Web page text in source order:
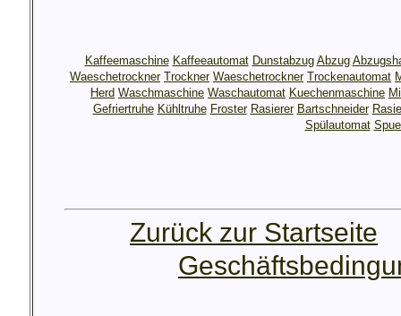
Kaffeemaschine Kaffeeautomat Dunstabzug Abzug
Waeschetrockner Trockner Waeschetrockner Trockenautomat
Herd Waschmaschine Waschautomat Kuechenmaschine
Gefriertruhe Kühltruhe Froster Rasierer Bartschneider
Spülautomat
Zurück zur Startseite